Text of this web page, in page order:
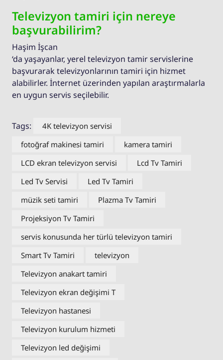
Televizyon tamiri için nereye
başvurabilirim?
Haşim İşcan
‘da yaşayanlar, yerel televizyon tamir servislerine
başvurarak televizyonlarının tamiri için hizmet
alabilirler. İnternet üzerinden yapılan araştırmalarla
en uygun servis seçilebilir.
Tags:
4K televizyon servisi
fotoğraf makinesi tamiri
kamera tamiri
LCD ekran televizyon servisi
Lcd Tv Tamiri
Led Tv Servisi
Led Tv Tamiri
müzik seti tamiri
Plazma Tv Tamiri
Projeksiyon Tv Tamiri
servis konusunda her türlü televizyon tamiri
Smart Tv Tamiri
televizyon
Televizyon anakart tamiri
Televizyon ekran değişimi T
Televizyon hastanesi
Televizyon kurulum hizmeti
Televizyon led değişimi